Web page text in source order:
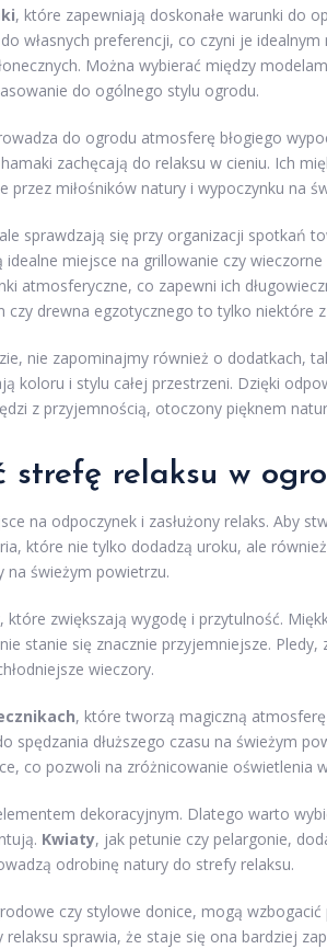
, które zapewniają doskonałe warunki do
własnych preferencji, co czyni je
Można wybierać między
do ogólnego stylu ogrodu.
do ogrodu atmosferę błogiego
zachęcają do relaksu w cieniu. Ich
przez miłośników natury i wypoczynku na
sprawdzają się przy organizacji spotkań
miejsce na grillowanie czy wieczorne
atmosferyczne, co zapewni ich
czy drewna egzotycznego to tylko niektóre
nie zapominajmy również o dodatkach,
koloru i stylu całej przestrzeni. Dzięki
z przyjemnością, otoczony pięknem
strefę relaksu w
na odpoczynek i zasłużony relaks. Aby
które nie tylko dodadzą uroku, ale
na świeżym powietrzu.
zwiększają wygodę i przytulność.
stanie się znacznie przyjemniejsze. Pledy,
wieczory.
, które tworzą magiczną
spędzania dłuższego czasu na świeżym
co pozwoli na zróżnicowanie oświetlenia
dekoracyjnym. Dlatego warto
Kwiaty, jak petunie czy pelargonie,
odrobinę natury do strefy relaksu.
czy stylowe donice, mogą
sprawia, że staje się ona bardziej